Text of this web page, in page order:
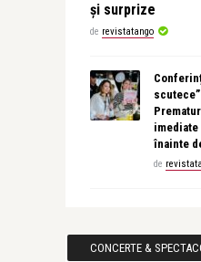
și surprize
de revistatango
înainte
de
CONCERTE &